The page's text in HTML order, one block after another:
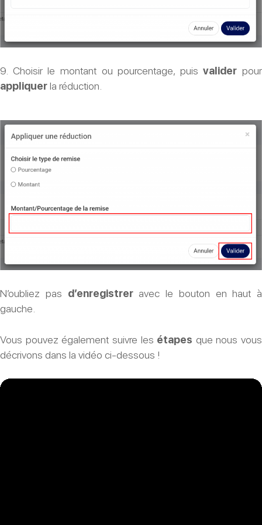
9. Choisir le montant ou pourcentage, puisvalider pour
appliquerla réduction.
N’oubliez pas d’enregistreravec le bouton en haut à
gauche.
Vous pouvez également suivre les étapes que nous vous
décrivons dans la vidéo ci-dessous !